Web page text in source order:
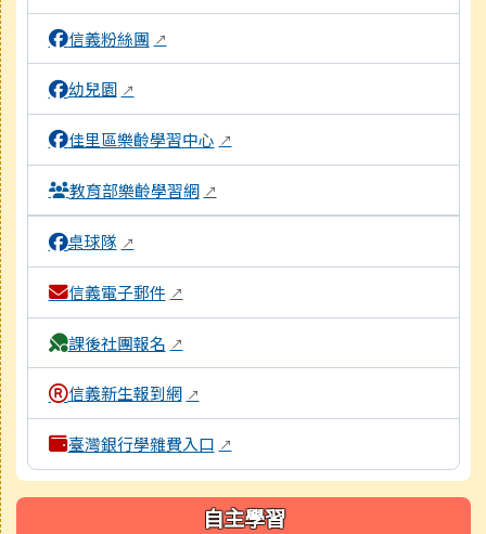
信義粉絲團 ↗
幼兒園 ↗
佳里區樂齡學習中心 ↗
教育部樂齡學習網 ↗
桌球隊 ↗
信義電子郵件 ↗
課後社團報名 ↗
信義新生報到網 ↗
臺灣銀行學雜費入口 ↗
自主學習